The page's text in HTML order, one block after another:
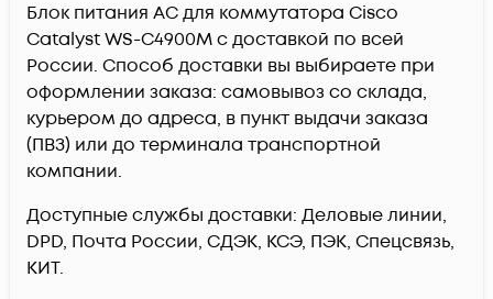
Блок питания AC для коммутатора Cisco
Catalyst WS-C4900M c доставкой по всей
России. Способ доставки вы выбираете при
оформлении заказа: самовывоз со склада,
курьером до адреса, в пункт выдачи заказа
(ПВЗ) или до терминала транспортной
компании.
Доступные службы доставки: Деловые линии,
DPD, Почта России, СДЭК, КСЭ, ПЭК, Спецсвязь,
КИТ.